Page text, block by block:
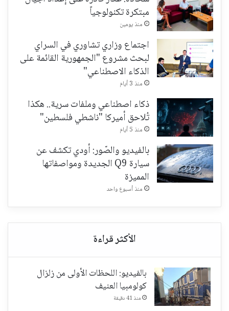
مبتكرة تكنولوجياً
منذ يومين
اجتماع وزاري تشاوري في السراي
لبحث مشروع "الجمهورية القائمة على
الذكاء الاصطناعي"
منذ 3 أيام
ذكاء اصطناعي وملفات سرية.. هكذا
تُلاحق أميركا "ناشطي فلسطين"
منذ 5 أيام
بالفيديو والصّور: أودي تكشف عن
سيارة Q9 الجديدة ومواصفاتها
المميزة
منذ أسبوع واحد
بالفيديو: اللحظات الأولى من زلزال
كولومبيا العنيف
منذ 41 دقيقة